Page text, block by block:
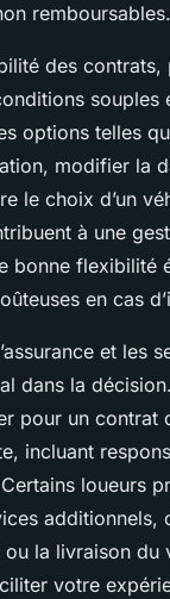
remboursables.
des contrats,
souples
options telles
modifier la
le choix d’un
à une
bonne flexibilité
en cas
et les
dans la
pour un contrat
incluant
loueurs
additionnels,
ou la livraison du
votre